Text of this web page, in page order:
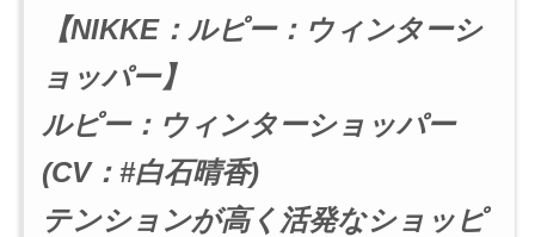
【NIKKE：ルピー：ウィンターシ
ョッパー】
ルピー：ウィンターショッパー
(CV：#白石晴香)
テンションが高く活発なショッピ